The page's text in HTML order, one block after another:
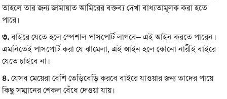
তাহলে তার জন্য জামায়াত আমিরের বক্তব্য দেখা বাধ্যতামূলক করা হতে
পারে।
৩.বাইরে যেতে হলে স্পেশাল পাসপোর্ট লাগবে– এই আইন করতে পারেন।
এমনিতেই পাসপোর্ট করা যে ঝামেলা, এই আইন হলে কোনো নারীই বাইরে
যেতে চাইবে না।
৪.যেসব মেয়েরা বেশি তেড়িবেড়ি করবে বাইরে যাওয়ার জন্য তাদের পায়ে
কিছু সম্মানের শেকল বেঁধে দেওয়া যায়।